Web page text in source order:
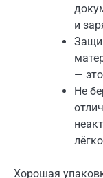
и
—
Не
Хорошая